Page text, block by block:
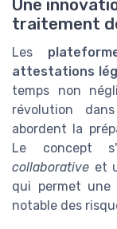
Une
traitement
Les
attestations
temps non
révolution
abordent la
Le concept
collaborative et
qui permet une
notable des